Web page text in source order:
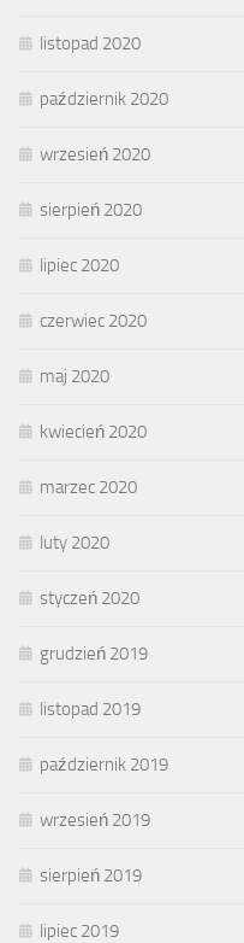
listopad 2020
październik 2020
wrzesień 2020
sierpień 2020
lipiec 2020
czerwiec 2020
maj 2020
kwiecień 2020
marzec 2020
luty 2020
styczeń 2020
grudzień 2019
listopad 2019
październik 2019
wrzesień 2019
sierpień 2019
lipiec 2019